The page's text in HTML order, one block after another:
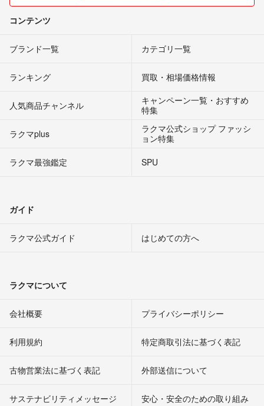
コンテンツ
ブランド一覧 カテゴリ一覧
ランキング 買取・相場価格情報
人気商品チャンネル
キャンペーン一覧・おすすめ
特集
ラクマplus
ラクマ公式ショップ ファッシ
ョン特集
ラクマ最強鑑定
SPU
ガイド
ラクマ公式ガイド はじめての方へ
ラクマについて
会社概要 プライバシーポリシー
利用規約 特定商取引法に基づく表記
古物営業法に基づく表記 外部送信について
サステナビリティメッセージ 安心・安全のための取り組み